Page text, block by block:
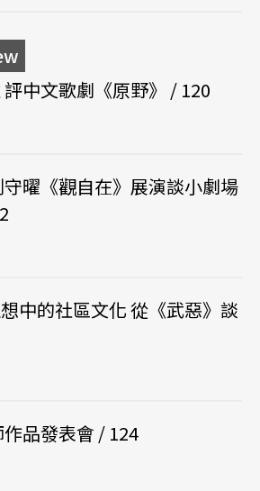
中文歌劇《原野》 / 120
曜《觀自在》展演談小劇場
中的社區文化 從《武惡》談
品發表會 / 124